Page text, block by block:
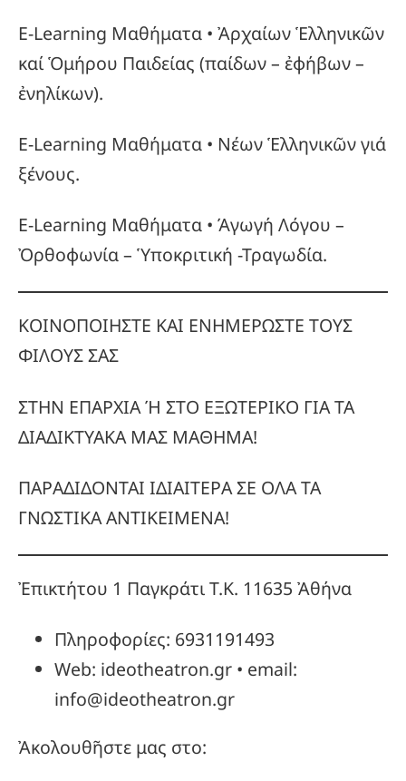
E-Learning Μαθήματα • Ἀρχαίων Ἑλληνικῶν
καί Ὁμήρου Παιδείας (παίδων – ἐφήβων –
ἐνηλίκων).
E-Learning Μαθήματα • Νέων Ἑλληνικῶν γιά
ξένους.
E-Learning Μαθήματα • Άγωγή Λόγου –
Ὀρθοφωνία – Ὑποκριτική -Τραγωδία.
ΚΟΙΝΟΠΟΙΗΣΤΕ ΚΑΙ ΕΝΗΜΕΡΩΣΤΕ ΤΟΥΣ
ΦΙΛΟΥΣ ΣΑΣ
ΣΤΗΝ ΕΠΑΡΧΙΑ Ή ΣΤΟ ΕΞΩΤΕΡΙΚΟ ΓΙΑ ΤΑ
ΔΙΑΔΙΚΤΥΑΚΑ ΜΑΣ ΜΑΘΗΜΑ!
ΠΑΡΑΔΙΔΟΝΤΑΙ ΙΔΙΑΙΤΕΡΑ ΣΕ ΟΛΑ ΤΑ
ΓΝΩΣΤΙΚΑ ΑΝΤΙΚΕΙΜΕΝΑ!
Ἐπικτήτου 1 Παγκράτι Τ.Κ. 11635 Ἀθήνα
Πληροφορίες: 6931191493
Web: ideotheatron.gr • email:
info@ideotheatron.gr
Ἀκολουθῆστε μας στο: